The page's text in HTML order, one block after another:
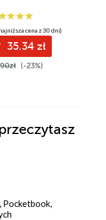
cena z 30 dni)
35.34 zł
(-23%)
Pocketbook,